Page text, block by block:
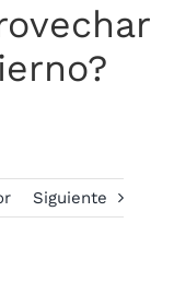
Siguiente